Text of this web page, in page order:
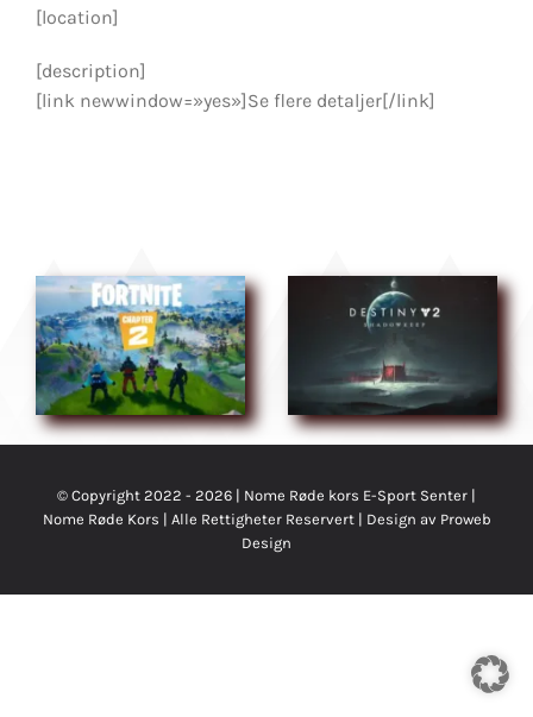
[location]
[description]
[link newwindow=»yes»]Se flere detaljer[/link]
© Copyright 2022 - 2026 | Nome Røde kors E-Sport Senter |
Nome Røde Kors | Alle Rettigheter Reservert | Design av Proweb
Design